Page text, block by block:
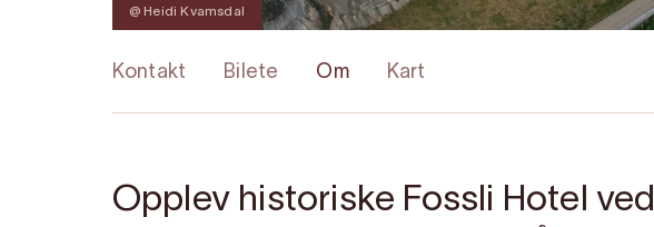
@ Heidi Kvamsdal
Kontakt Bilete Om Kart
Opplev historiske Fossli Hotel ved